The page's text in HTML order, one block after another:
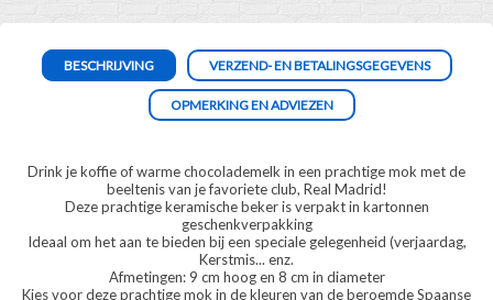
BESCHRIJVING VERZEND- EN BETALINGSGEGEVENS
OPMERKING EN ADVIEZEN
Drink je koffie of warme chocolademelk in een prachtige mok met de
beeltenis van je favoriete club, Real Madrid!
Deze prachtige keramische beker is verpakt in kartonnen
geschenkverpakking
Ideaal om het aan te bieden bij een speciale gelegenheid (verjaardag,
Kerstmis... enz.
Afmetingen: 9 cm hoog en 8 cm in diameter
Kies voor deze prachtige mok in de kleuren van de beroemde Spaanse